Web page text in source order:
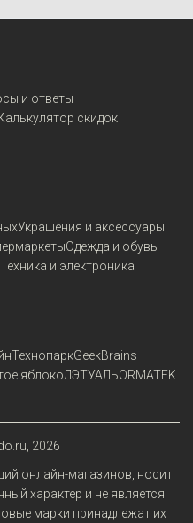
и ответы
скидок
Украшения и аксессуары
Одежда и обувь
Техника и электроника
ТехнопаркGeekBrains
яблокоЛЭТУАЛЬORMATEK
2026
онлайн-магазинов, носит
характер и не является
марки принадлежат их